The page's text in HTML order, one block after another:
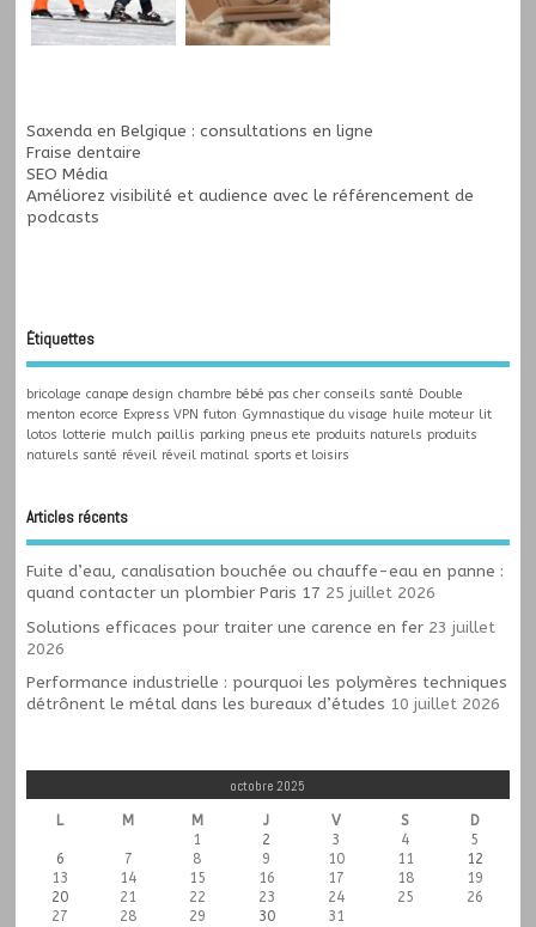
Saxenda en Belgique : consultations en ligne
Fraise dentaire
SEO Média
Améliorez visibilité et audience avec le référencement de
podcasts
Étiquettes
bricolage canape design chambre bébé pas cher conseils santé Double
menton ecorce Express VPN futon Gymnastique du visage huile moteur lit
lotos lotterie mulch paillis parking pneus ete produits naturels produits
naturels santé réveil réveil matinal sports et loisirs
Articles récents
Fuite d’eau, canalisation bouchée ou chauffe-eau en panne :
quand contacter un plombier Paris 17 25 juillet 2026
Solutions efficaces pour traiter une carence en fer 23 juillet
2026
Performance industrielle : pourquoi les polymères techniques
détrônent le métal dans les bureaux d’études 10 juillet 2026
octobre 2025
L M M J V S
D
1
2 3 4
5
6
7 8 9 10 11
12
13
14 15 16 17 18
19
20
21 22 23 24 25
26
27
28 29 30
31